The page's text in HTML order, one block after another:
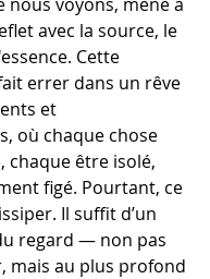
avec la source, le
Cette
errer dans un rêve
et
où chaque chose
chaque être isolé,
figé. Pourtant, ce
Il suffit d’un
regard — non pas
mais au plus profond